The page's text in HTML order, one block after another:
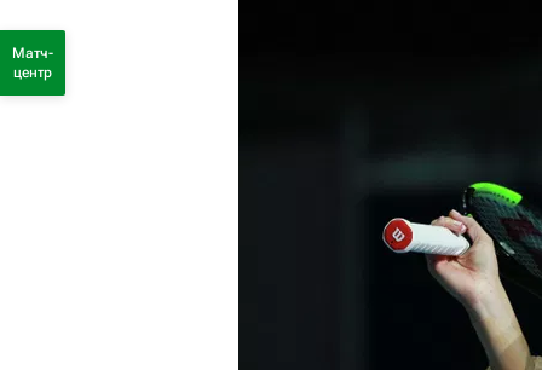
Матч-
центр